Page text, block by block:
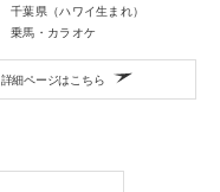
千葉県（ハワイ生まれ）
乗馬・カラオケ
詳細ページはこちら